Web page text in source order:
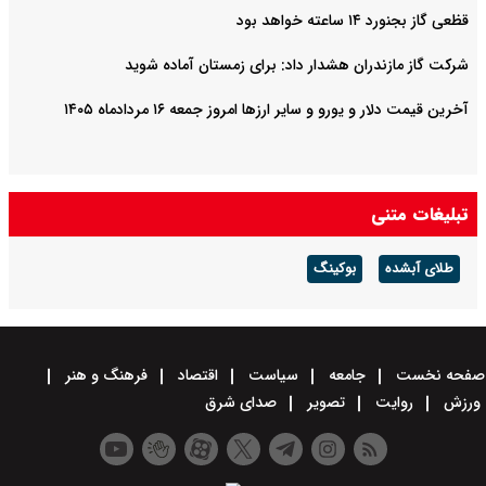
قظعی گاز بجنورد ۱۴ ساعته خواهد بود
شرکت گاز مازندران هشدار داد: برای زمستان آماده شوید
آخرین قیمت دلار و یورو و سایر ارزها امروز جمعه ۱۶ مردادماه ۱۴۰۵
تبلیغات متنی
طلای آبشده بوکینگ
صفحه نخست جامعه سیاست اقتصاد
فرهنگ و هنر
ورزش
روایت تصویر صدای شرق